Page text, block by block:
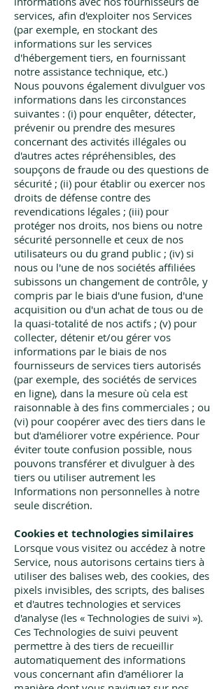
services, afin d'exploiter nos Services
(par exemple, en stockant des
informations sur les services
d'hébergement tiers, en fournissant
notre assistance technique, etc.)
Nous pouvons également divulguer vos
informations dans les circonstances
suivantes : (i) pour enquêter, détecter,
prévenir ou prendre des mesures
concernant des activités illégales ou
d'autres actes répréhensibles, des
soupçons de fraude ou des questions de
sécurité ; (ii) pour établir ou exercer nos
droits de défense contre des
revendications légales ; (iii) pour
protéger nos droits, nos biens ou notre
sécurité personnelle et ceux de nos
utilisateurs ou du grand public ; (iv) si
nous ou l'une de nos sociétés affiliées
subissons un changement de contrôle, y
compris par le biais d'une fusion, d'une
acquisition ou d'un achat de tous ou de
la quasi-totalité de nos actifs ; (v) pour
collecter, détenir et/ou gérer vos
informations par le biais de nos
fournisseurs de services tiers autorisés
(par exemple, des sociétés de services
en ligne), dans la mesure où cela est
raisonnable à des fins commerciales ; ou
(vi) pour coopérer avec des tiers dans le
but d'améliorer votre expérience. Pour
éviter toute confusion possible, nous
pouvons transférer et divulguer à des
tiers ou utiliser autrement les
Informations non personnelles à notre
seule discrétion.
Cookies et technologies similaires
Lorsque vous visitez ou accédez à notre
Service, nous autorisons certains tiers à
utiliser des balises web, des cookies, des
pixels invisibles, des scripts, des balises
et d'autres technologies et services
d'analyse (les « Technologies de suivi »).
Ces Technologies de suivi peuvent
permettre à des tiers de recueillir
automatiquement des informations
vous concernant afin d'améliorer la